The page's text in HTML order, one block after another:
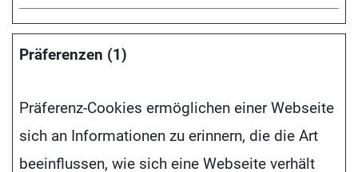
Präferenzen (1)
Präferenz-Cookies ermöglichen einer Webseite
sich an Informationen zu erinnern, die die Art
beeinflussen, wie sich eine Webseite verhält